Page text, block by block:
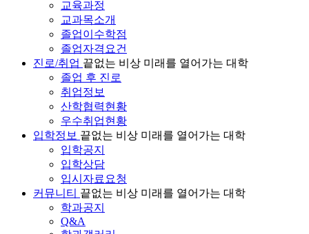
교육과정
교과목소개
졸업이수학점
졸업자격요건
진로/취업 끝없는 비상 미래를 열어가는 대학
졸업 후 진로
취업정보
산학협력현황
우수취업현황
입학정보 끝없는 비상 미래를 열어가는 대학
입학공지
입학상담
입시자료요청
커뮤니티 끝없는 비상 미래를 열어가는 대학
학과공지
Q&A